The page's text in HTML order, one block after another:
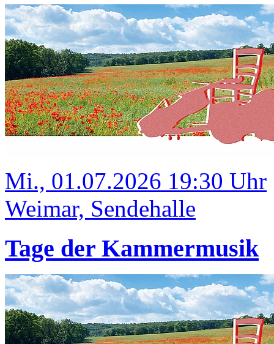
Mi., 01.07.2026 19:30 Uhr
Weimar, Sendehalle
Tage der Kammermusik